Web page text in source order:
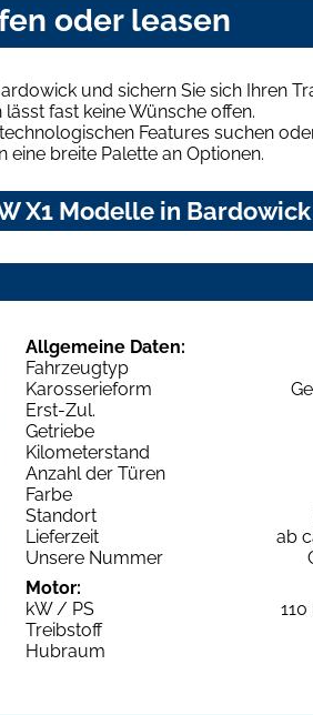
oder leasen
und sichern Sie sich Ihren
fast keine Wünsche offen.
Features suchen
breite Palette an Optionen.
X1 Modelle in
Allgemeine Daten:
Fahrzeugtyp
Karosserieform
Erst-Zul.
Getriebe
Kilometerstand
Anzahl der Türen
Farbe
Standort
Lieferzeit
ab
Unsere Nummer
Motor:
kW / PS
Treibstoff
Hubraum